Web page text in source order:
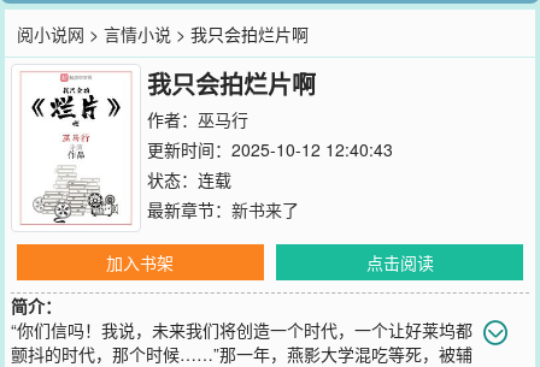
阅小说网 >言情小说 > 我只会拍烂片啊
我只会拍烂片啊
作者： 巫马行
更新时间：2025-10-12 12:40:43
状态：连载
最新章节： 新书来了
加入书架
点击阅读
简介：
“你们信吗！我说，未来我们将创造一个时代，一个让好莱坞都
颤抖的时代，那个时候……”那一年，燕影大学混吃等死，被辅